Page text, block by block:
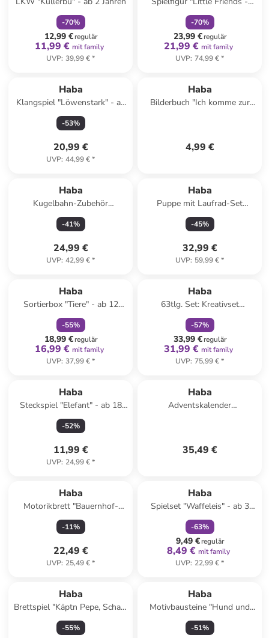
-70%
12,99 €regulär
11,99 € mit family
UVP: 39,99 €*
Garten & Wald" - ab 3 Jahren
-70%
23,99 €regulär
21,99 € mit family
UVP: 74,99 €*
Haba
Klangspiel "Löwenstark" - ab
2 Jahren
-53%
20,99 €
UVP: 44,99 €*
Haba
Bilderbuch "Ich komme zur
4,99 €
Haba
Kugelbahn-Zubehör
"Schnellzug" - ab 2 Jahren
-41%
24,99 €
UVP: 42,99 €*
Haba
Puppe mit Laufrad-Set
"Annelie" - ab 18 Monaten
-45%
32,99 €
UVP: 59,99 €*
Haba
Sortierbox "Tiere" - ab 12
Monaten
-55%
18,99 €regulär
16,99 € mit family
UVP: 37,99 €*
Haba
63tlg. Set: Kreativset
"Bambini" - ab 3 Jahren
-57%
33,99 €regulär
31,99 € mit family
UVP: 75,99 €*
Haba
Steckspiel "Elefant" - ab 18
Monaten
-52%
11,99 €
UVP: 24,99 €*
Haba
Adventskalender
35,49 €
Haba
Motorikbrett "Bauernhof-
Welt" - ab 12 Monaten
-11%
22,49 €
UVP: 25,49 €*
Haba
Spielset "Waffeleis" - ab 3
Jahren
-63%
9,49 €regulär
8,49 € mit family
UVP: 22,99 €*
Haba
Brettspiel "Käptn Pepe, Schatz
Ahoi!" - ab 6 Jahren
-55%
Haba
Motivbausteine "Hund und
Katz" - ab 2 Jahren
-51%